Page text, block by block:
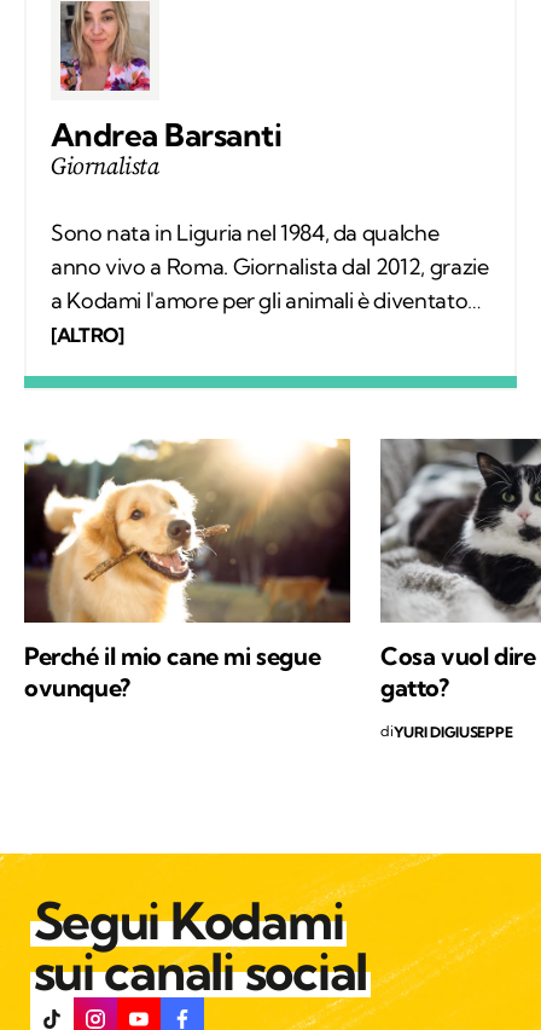
Andrea Barsanti
Giornalista
Sono nata in Liguria nel 1984, da qualche
anno vivo a Roma. Giornalista dal 2012, grazie
a Kodami l'amore per gli animali è diventato
un lavoro attraverso cui provo a fare la
libero tanti libri, qualche viaggio e una
continua scoperta di ciò che mi circonda.
[ALTRO]
Perché il mio cane mi segue
ovunque?
Cosa vuol
gatto?
diYURI DIGIUSEPPE
Segui Kodami
sui canali social